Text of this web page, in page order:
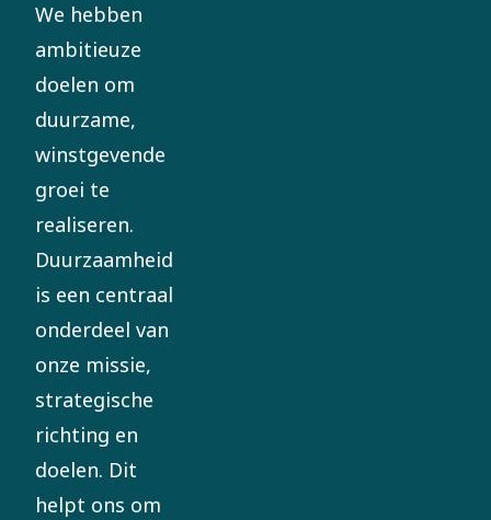
We hebben
ambitieuze
doelen om
duurzame,
winstgevende
groei te
realiseren.
Duurzaamheid
is een centraal
onderdeel van
onze missie,
strategische
richting en
doelen. Dit
helpt ons om